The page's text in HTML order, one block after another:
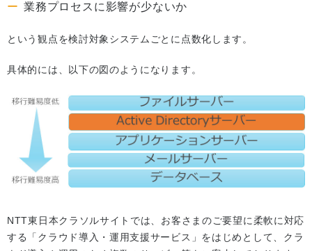
業務プロセスに影響が少ないか
という観点を検討対象システムごとに点数化します。
具体的には、以下の図のようになります。
NTT東日本クラソルサイトでは、お客さまのご要望に柔軟に対応
する「クラウド導入・運用支援サービス」をはじめとして、クラ